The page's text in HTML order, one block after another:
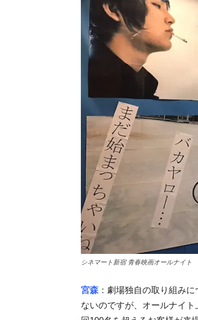
シネマート新宿 青春映画オールナイト
宮森 ：劇場独自の取り組み
ないのですが、オールナイ